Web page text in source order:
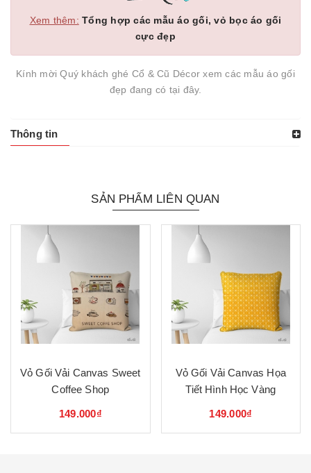
Xem thêm: Tổng hợp các mẫu áo gối, vỏ bọc áo gối
cực đẹp
Kính mời Quý khách ghé Cổ & Cũ Décor xem các mẫu áo gối
đẹp đang có tại đây.
Thông tin
SẢN PHẨM LIÊN QUAN
Vỏ Gối Vải Canvas Sweet
Coffee Shop
149.000₫
Vỏ Gối Vải Canvas Họa
Tiết Hình Học Vàng
149.000₫